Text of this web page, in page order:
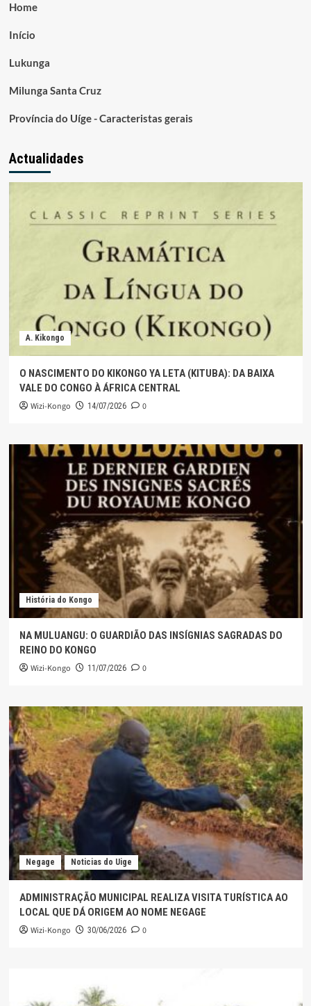
Home
Início
Lukunga
Milunga Santa Cruz
Província do Uíge - Caracteristas gerais
Actualidades
A. Kikongo
O NASCIMENTO DO KIKONGO YA LETA (KITUBA): DA BAIXA
VALE DO CONGO À ÁFRICA CENTRAL
Wizi-Kongo 14/07/2026 0
História do Kongo
NA MULUANGU: O GUARDIÃO DAS INSÍGNIAS SAGRADAS DO
REINO DO KONGO
Wizi-Kongo 11/07/2026 0
Negage Noticias do Uige
ADMINISTRAÇÃO MUNICIPAL REALIZA VISITA TURÍSTICA AO
LOCAL QUE DÁ ORIGEM AO NOME NEGAGE
Wizi-Kongo 30/06/2026 0